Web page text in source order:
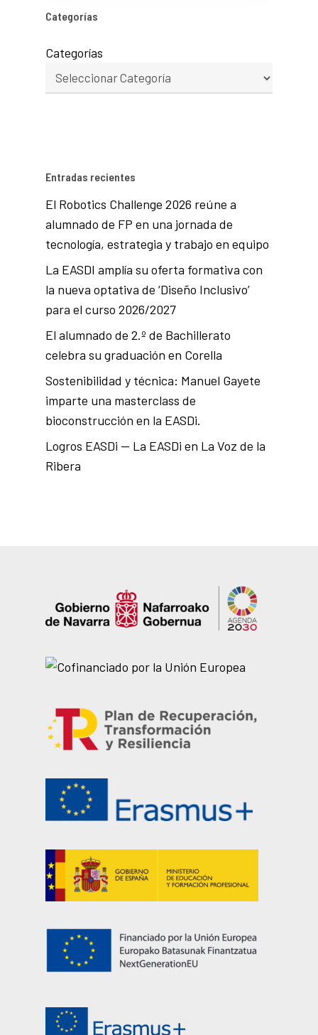
Categorías
Categorías
Entradas recientes
El Robotics Challenge 2026 reúne a
alumnado de FP en una jornada de
tecnología, estrategia y trabajo en equipo
La EASDI amplía su oferta formativa con
la nueva optativa de ‘Diseño Inclusivo’
para el curso 2026/2027
El alumnado de 2.º de Bachillerato
celebra su graduación en Corella
Sostenibilidad y técnica: Manuel Gayete
imparte una masterclass de
bioconstrucción en la EASDi.
Logros EASDi — La EASDi en La Voz de la
Ribera